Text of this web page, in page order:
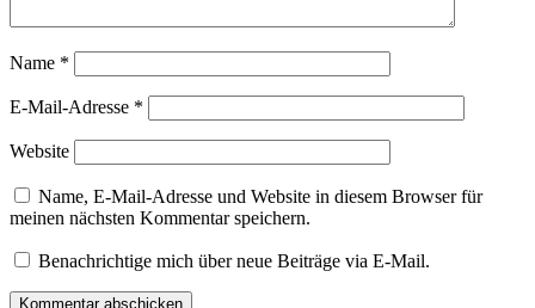
Name *
E-Mail-Adresse *
Website
Name, E-Mail-Adresse und Website in diesem Browser für
meinen nächsten Kommentar speichern.
Benachrichtige mich über neue Beiträge via E-Mail.